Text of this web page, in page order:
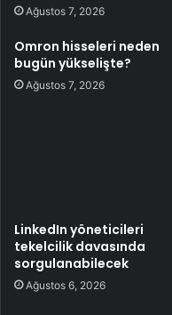
Ağustos 7, 2026
Omron hisseleri neden
bugün yükselişte?
Ağustos 7, 2026
LinkedIn yöneticileri
tekelcilik davasında
sorgulanabilecek
Ağustos 6, 2026